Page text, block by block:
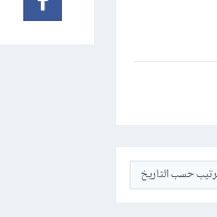
حسب التاريخ